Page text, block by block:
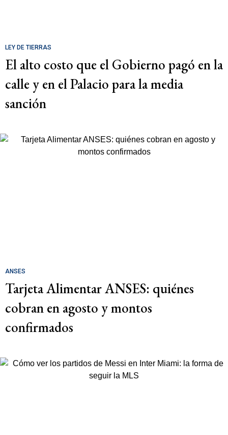
LEY DE TIERRAS
El alto costo que el Gobierno pagó en la
calle y en el Palacio para la media
sanción
ANSES
Tarjeta Alimentar ANSES: quiénes
cobran en agosto y montos
confirmados